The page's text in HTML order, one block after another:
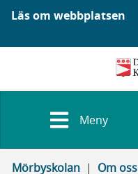
Läs om webbplatsen
Meny
Mörbyskolan Om oss